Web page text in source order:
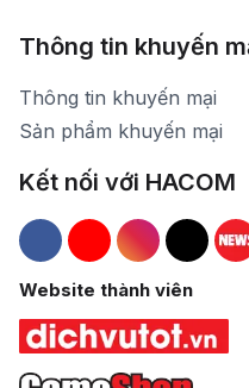
Thông tin khuyến
Thông tin khuyến mại
Sản phẩm khuyến mại
Kết nối với HACOM
Hacom Facebook
HacomHacom
Website thành viên